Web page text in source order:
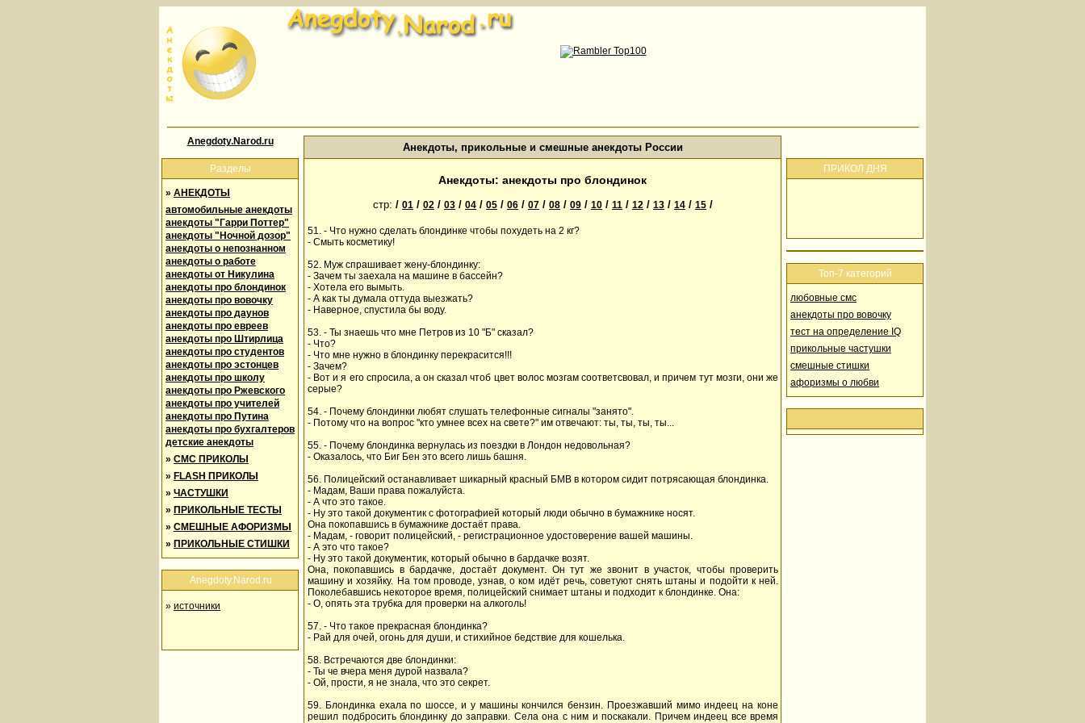
Anegdoty.Narod.ru
Разделы
» АНЕКДОТЫ
автомобильные анекдоты
анекдоты "Гарри Поттер"
анекдоты "Ночной дозор"
анекдоты о непознанном
анекдоты о работе
анекдоты от Никулина
анекдоты про блондинок
анекдоты про вовочку
анекдоты про даунов
анекдоты про евреев
анекдоты про Штирлица
анекдоты про студентов
анекдоты про эстонцев
анекдоты про школу
анекдоты про Ржевского
анекдоты про учителей
анекдоты про Путина
анекдоты про бухгалтеров
детские анекдоты
» СМС ПРИКОЛЫ
» FLASH ПРИКОЛЫ
» ЧАСТУШКИ
» ПРИКОЛЬНЫЕ ТЕСТЫ
» СМЕШНЫЕ АФОРИЗМЫ
» ПРИКОЛЬНЫЕ СТИШКИ
Anegdoty.Narod.ru
» источники
Анекдоты, прикольные и смешные анекдоты России
Анекдоты: анекдоты про блондинок
стр: / 01 / 02 / 03 / 04 / 05 / 06 / 07 / 08 / 09 / 10 / 11 / 12 / 13 / 14 / 15 /
51. - Что нужно сделать блондинке чтобы похудеть на 2 кг?
- Смыть косметику!
52. Муж спрашивает жену-блондинку:
- Зачем ты заехала на машине в бассейн?
- Хотела его вымыть.
- А как ты думала оттуда выезжать?
- Наверное, спустила бы воду.
53. - Ты знаешь что мне Петров из 10 "Б" сказал?
- Что?
- Что мне нужно в блондинку перекрасится!!!
- Зачем?
- Вот и я его спросила, а он сказал чтоб цвет волос мозгам соответсвовал, и причем тут мозги, они же
серые?
54. - Почему блондинки любят слушать телефонные сигналы "занято".
- Потому что на вопрос "кто умнее всех на свете?" им отвечают: ты, ты, ты, ты...
55. - Почему блондинка вернулась из поездки в Лондон недовольная?
- Оказалось, что Биг Бен это всего лишь башня.
56. Полицейский останавливает шикарный красный БМВ в котором сидит потрясающая блондинка.
- Мадам, Ваши права пожалуйста.
- А что это такое.
- Ну это такой документик с фотографией который люди обычно в бумажнике носят.
Она покопавшись в бумажнике достаёт права.
- Мадам, - говорит полицейский, - регистрационное удостоверение вашей машины.
- А это что такое?
- Ну это такой документик, который обычно в бардачке возят.
Она, покопавшись в бардачке, достаёт документ. Он тут же звонит в участок, чтобы проверить
машину и хозяйку. На том проводе, узнав, о ком идёт речь, советуют снять штаны и подойти к ней.
Поколебавшись некоторое время, полицейский снимает штаны и подходит к блондинке. Она:
- О, опять эта трубка для проверки на алкоголь!
57. - Что такое прекрасная блондинка?
- Рай для очей, огонь для души, и стихийное бедствие для кошелька.
58. Встречаются две блондинки:
- Ты че вчера меня дурой назвала?
- Ой, прости, я не знала, что это секрет.
59. Блондинка ехала по шоссе, и y машины кончился бензин. Пpоезжавший мимо индеец на коне
pешил подбpосить блондинкy до запpавки. Села она с ним и поскакали. Пpичем индеец все вpемя
ПРИКОЛ ДНЯ
Топ-7 категорий
любовные смс
анекдоты про вовочку
тест на определение IQ
прикольные частушки
смешные стишки
афоризмы о любви